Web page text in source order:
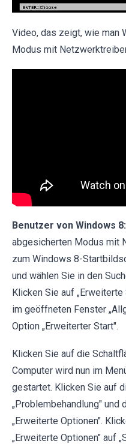
Video, das zeigt, wie man
Modus mit
Benutzer von Windows 8:
abgesicherten Modus mit
zum Windows 8-
und wählen Sie in den
Klicken Sie auf
im geöffneten Fenster
Option „Erweiterter Start".
Klicken Sie auf die
Computer wird nun im
gestartet. Klicken Sie auf
„Problembehandlung" und
„Erweiterte Optionen".
„Erweiterte Optionen" auf